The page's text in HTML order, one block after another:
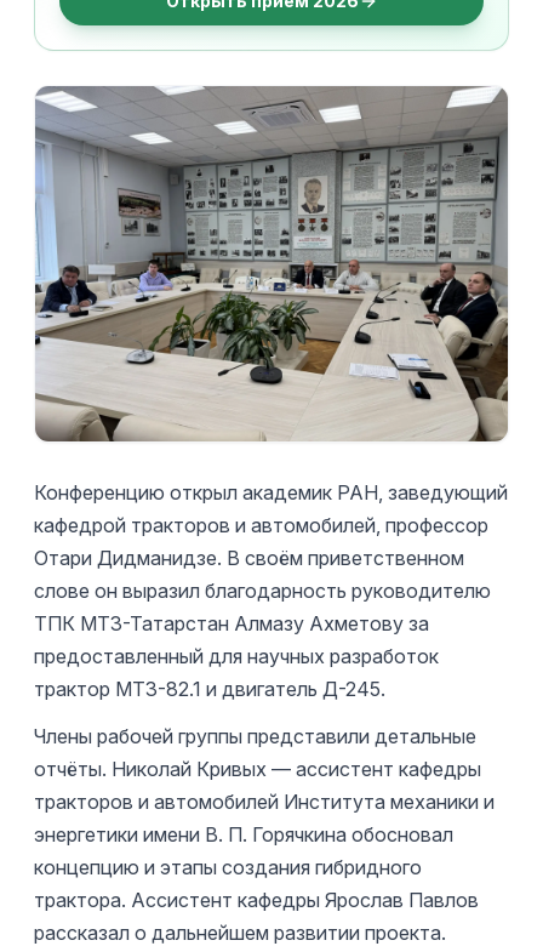
Конференцию открыл академик РАН, заведующий
кафедрой тракторов и автомобилей, профессор
Отари Дидманидзе. В своём приветственном
слове он выразил благодарность руководителю
ТПК МТЗ-Татарстан Алмазу Ахметову за
предоставленный для научных разработок
трактор МТЗ-82.1 и двигатель Д-245.
Члены рабочей группы представили детальные
отчёты. Николай Кривых — ассистент кафедры
тракторов и автомобилей Института механики и
энергетики имени В. П. Горячкина обосновал
концепцию и этапы создания гибридного
трактора. Ассистент кафедры Ярослав Павлов
рассказал о дальнейшем развитии проекта.